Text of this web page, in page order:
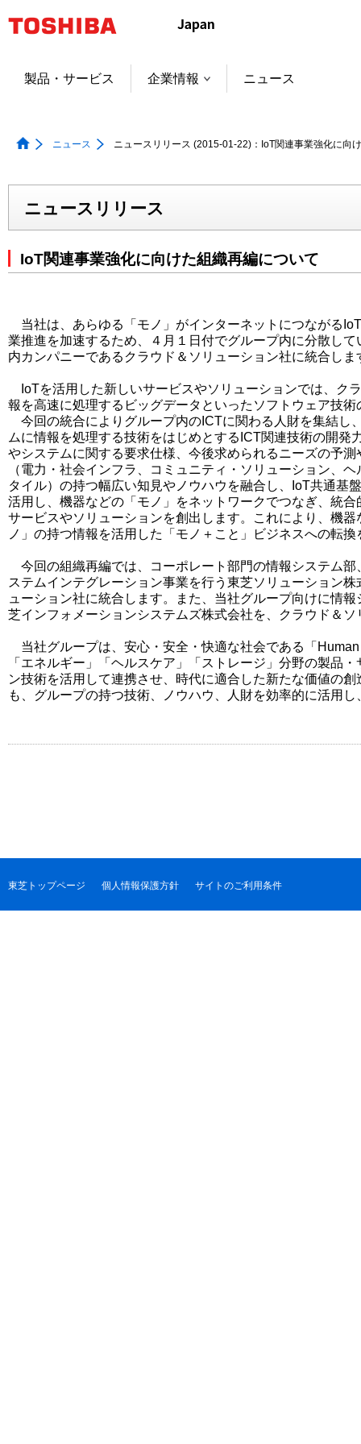
ャ
製品・サービス 企業情報 ニュース
ニュース ニュースリリース (2015-01-22)：IoT関連事業強化に向
ニュースリリース
IoT関連事業強化に向けた組織再編について
当社は、あらゆる「モノ」がインターネットにつながる
業推進を加速するため、４月１日付でグループ内に分散し
内カンパニーであるクラウド＆ソリューション社に統合しま
IoTを活用した新しいサービスやソリューションでは、ク
報を高速に処理するビッグデータといったソフトウェア技
今回の統合によりグループ内のICTに関わる人財を集結し
ムに情報を処理する技術をはじめとするICT関連技術の開発
やシステムに関する要求仕様、今後求められるニーズの予
（電力・社会インフラ、コミュニティ・ソリューション、
タイル）の持つ幅広い知見やノウハウを融合し、IoT共通基
活用し、機器などの「モノ」をネットワークでつなぎ、統
サービスやソリューションを創出します。これにより、機
ノ」の持つ情報を活用した「モノ＋こと」ビジネスへの転
今回の組織再編では、コーポレート部門の情報システム
ステムインテグレーション事業を行う東芝ソリューション
ューション社に統合します。また、当社グループ向けに情
芝インフォメーションシステムズ株式会社を、クラウド＆
当社グループは、安心・安全・快適な社会である「
「エネルギー」「ヘルスケア」「ストレージ」分野の製品
ン技術を活用して連携させ、時代に適合した新たな価値の
も、グループの持つ技術、ノウハウ、人財を効率的に活用
東芝トップページ 個人情報保護方針 サイトのご利用条件